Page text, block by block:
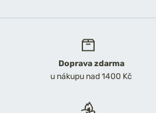
Doprava zdarma
u nákupu nad 1400 Kč